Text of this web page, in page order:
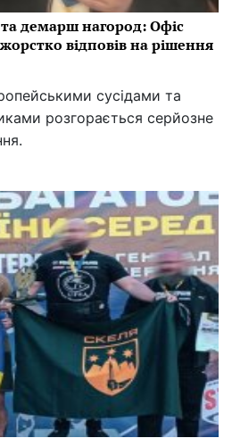
та демарш нагород: Офіс
відповів на рішення
сусідами та
розгорається серйозне